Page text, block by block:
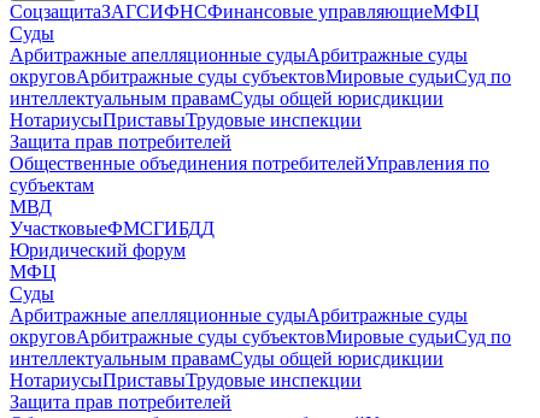
СоцзащитаЗАГСИФНСФинансовые управляющиеМФЦ
Суды
Арбитражные апелляционные судыАрбитражные суды
округовАрбитражные суды субъектовМировые судьиСуд по
интеллектуальным правамСуды общей юрисдикции
НотариусыПриставыТрудовые инспекции
Защита прав потребителей
Общественные объединения потребителейУправления по
субъектам
МВД
УчастковыеФМСГИБДД
Юридический форум
МФЦ
Суды
Арбитражные апелляционные судыАрбитражные суды
округовАрбитражные суды субъектовМировые судьиСуд по
интеллектуальным правамСуды общей юрисдикции
НотариусыПриставыТрудовые инспекции
Защита прав потребителей